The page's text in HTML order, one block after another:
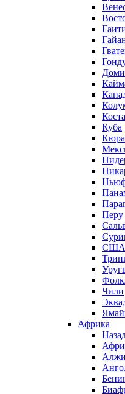
Куба
Перу
США
Чили
Африка